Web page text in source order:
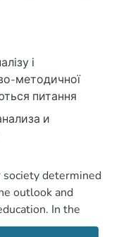
і
методичної
питання
студентів
и
развития
society determined
outlook and
In the